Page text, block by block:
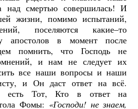
над смертью совершилась! И
жизни, помимо испытаний,
поселяются какие–то
апостолов в момент после
помнить, что Господь не
и нам не следует их
все наши вопросы и наши
и Он даст ответ на всё.
есть Тот, Кто в ответ на
Фомы: «Господи! не знаем,